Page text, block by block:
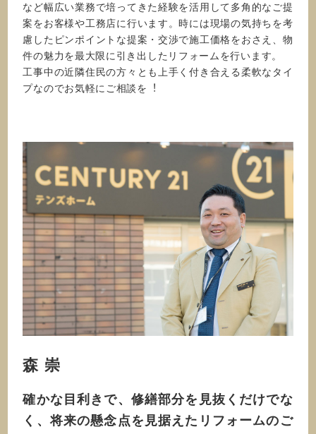
など幅広い業務で培ってきた経験を活⽤して多⾓的なご提
案をお客様や⼯務店に⾏います。時には現場の気持ちを考
慮したピンポイントな提案・交渉で施⼯価格をおさえ、物
件の魅⼒を最⼤限に引き出したリフォームを⾏います。
⼯事中の近隣住⺠の⽅々とも上⼿く付き合える柔軟なタイ
プなのでお気軽にご相談を︕
森 崇
確かな⽬利きで、修繕部分を⾒抜くだけでな
く、将来の懸念点を⾒据えたリフォームのご